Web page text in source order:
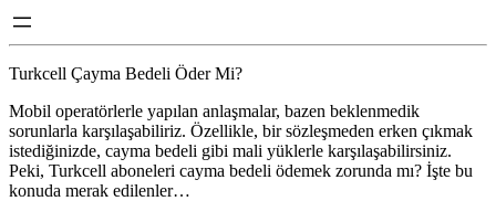
Turkcell Çayma Bedeli Öder Mi?
Mobil operatörlerle yapılan anlaşmalar, bazen beklenmedik
sorunlarla karşılaşabiliriz. Özellikle, bir sözleşmeden erken çıkmak
istediğinizde, cayma bedeli gibi mali yüklerle karşılaşabilirsiniz.
Peki, Turkcell aboneleri cayma bedeli ödemek zorunda mı? İşte bu
konuda merak edilenler…